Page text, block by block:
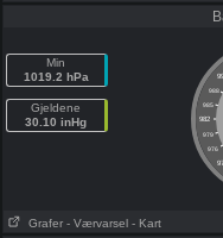
Min
1019.2 hPa
Gjeldene
30.10 inHg
988
985
982
979
976
Grafer - Værvarsel - Kart